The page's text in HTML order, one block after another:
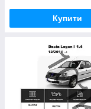
Купити